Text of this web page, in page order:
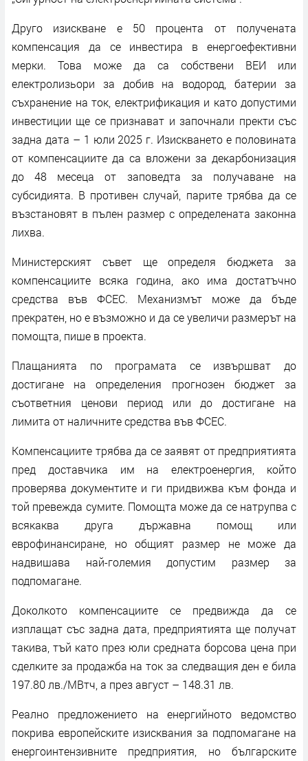
Друго изискване е 50 процента от получената
компенсация да се инвестира в енергоефективни
мерки. Това може да са собствени ВЕИ или
електролизьори за добив на водород, батерии за
съхранение на ток, електрификация и като допустими
инвестиции ще се признават и започнали пректи със
задна дата – 1 юли 2025 г. Изискването е половината
от компенсациите да са вложени за декарбонизация
до 48 месеца от заповедта за получаване на
субсидията. В противен случай, парите трябва да се
възстановят в пълен размер с определената законна
лихва.
Министерският съвет ще определя бюджета за
компенсациите всяка година, ако има достатъчно
средства във ФСЕС. Механизмът може да бъде
прекратен, но е възможно и да се увеличи размерът на
помощта, пише в проекта.
Плащанията по програмата се извършват до
достигане на определения прогнозен бюджет за
съответния ценови период или до достигане на
лимита от наличните средства във ФСЕС.
Компенсациите трябва да се заявят от предприятията
пред доставчика им на електроенергия, който
проверява документите и ги придвижва към фонда и
той превежда сумите. Помощта може да се натрупва с
всякаква друга държавна помощ или
еврофинансиране, но общият размер не може да
надвишава най-големия допустим размер за
подпомагане.
Доколкото компенсациите се предвижда да се
изплащат със задна дата, предприятията ще получат
такива, тъй като през юли средната борсова цена при
сделките за продажба на ток за следващия ден е била
197.80 лв./МВтч, а през август – 148.31 лв.
Реално предложението на енергийното ведомство
покрива европейските изисквания за подпомагане на
енергоинтензивните предприятия, но българските